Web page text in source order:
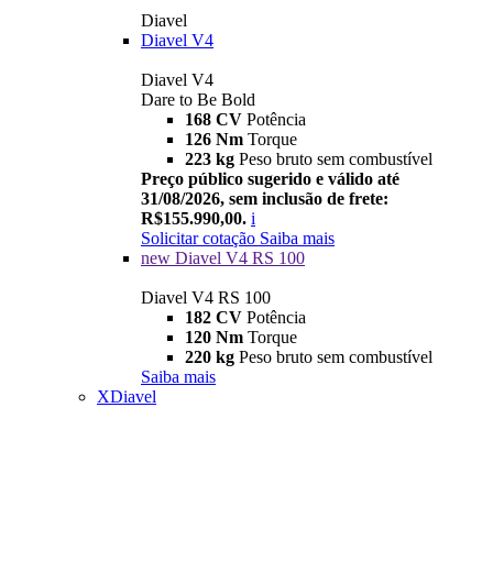
Diavel
Diavel V4
Diavel V4
Dare to Be Bold
168 CV Potência
126 Nm Torque
223 kg Peso bruto sem combustível
Preço público sugerido e válido até
31/08/2026, sem inclusão de frete:
R$155.990,00. i
Solicitar cotação Saiba mais
new Diavel V4 RS 100
Diavel V4 RS 100
182 CV Potência
120 Nm Torque
220 kg Peso bruto sem combustível
Saiba mais
XDiavel